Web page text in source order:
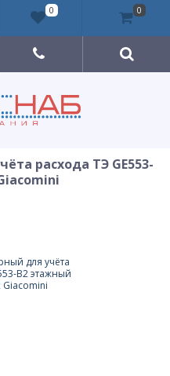
расхода ТЭ GE553-
0 0